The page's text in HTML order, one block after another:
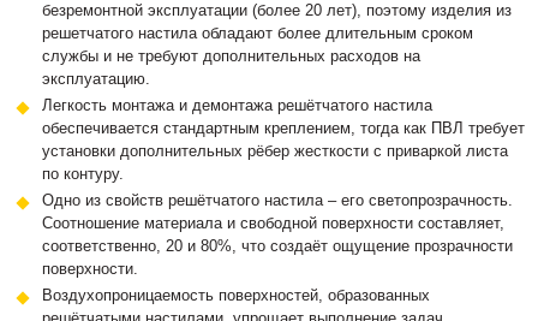
безремонтной эксплуатации (более 20 лет), поэтому изделия из
решетчатого настила обладают более длительным сроком
службы и не требуют дополнительных расходов на
эксплуатацию.
Легкость монтажа и демонтажа решётчатого настила
обеспечивается стандартным креплением, тогда как ПВЛ требует
установки дополнительных рёбер жесткости с приваркой листа
по контуру.
Одно из свойств решётчатого настила – его светопрозрачность.
Соотношение материала и свободной поверхности составляет,
соответственно, 20 и 80%, что создаёт ощущение прозрачности
поверхности.
Воздухопроницаемость поверхностей, образованных